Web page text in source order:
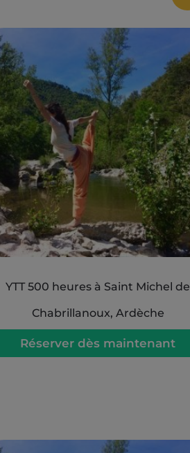
YTT 500 heures à Saint Michel de
Chabrillanoux, Ardèche
Réserver dès maintenant